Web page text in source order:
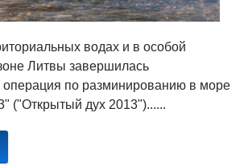
водах и в особой
Литвы завершилась
по разминированию в море
("Открытый дух 2013")......